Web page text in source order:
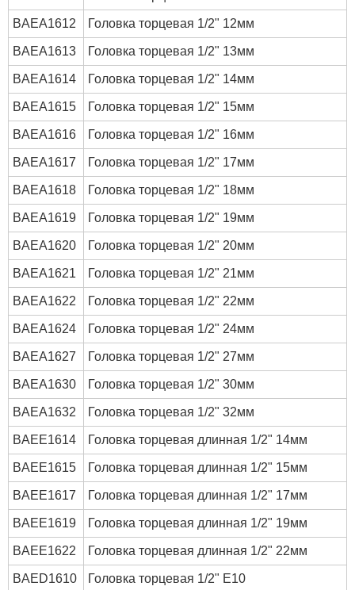
BAEA1612 Головка торцевая 1/2" 12мм
BAEA1613 Головка торцевая 1/2" 13мм
BAEA1614 Головка торцевая 1/2" 14мм
BAEA1615 Головка торцевая 1/2" 15мм
BAEA1616 Головка торцевая 1/2" 16мм
BAEA1617 Головка торцевая 1/2" 17мм
BAEA1618 Головка торцевая 1/2" 18мм
BAEA1619 Головка торцевая 1/2" 19мм
BAEA1620 Головка торцевая 1/2" 20мм
BAEA1621 Головка торцевая 1/2" 21мм
BAEA1622 Головка торцевая 1/2" 22мм
BAEA1624 Головка торцевая 1/2" 24мм
BAEA1627 Головка торцевая 1/2" 27мм
BAEA1630 Головка торцевая 1/2" 30мм
BAEA1632 Головка торцевая 1/2" 32мм
BAEE1614 Головка торцевая длинная 1/2" 14мм
BAEE1615 Головка торцевая длинная 1/2" 15мм
BAEE1617 Головка торцевая длинная 1/2" 17мм
BAEE1619 Головка торцевая длинная 1/2" 19мм
BAEE1622 Головка торцевая длинная 1/2" 22мм
BAED1610 Головка торцевая 1/2" E10